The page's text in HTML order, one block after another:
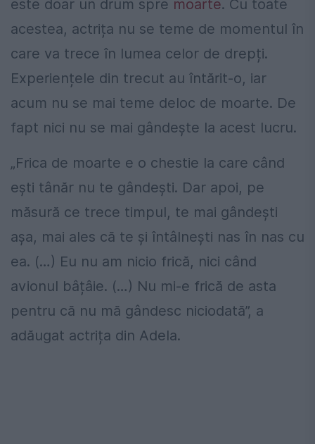
este doar un drum spre moarte. Cu toate
acestea, actrița nu se teme de momentul în
care va trece în lumea celor de drepți.
Experiențele din trecut au întărit-o, iar
acum nu se mai teme deloc de moarte. De
fapt nici nu se mai gândește la acest lucru.
„Frica de moarte e o chestie la care când
ești tânăr nu te gândești. Dar apoi, pe
măsură ce trece timpul, te mai gândești
așa, mai ales că te și întâlnești nas în nas cu
ea. (…) Eu nu am nicio frică, nici când
avionul bâțâie. (…) Nu mi-e frică de asta
pentru că nu mă gândesc niciodată”, a
adăugat actrița din Adela.